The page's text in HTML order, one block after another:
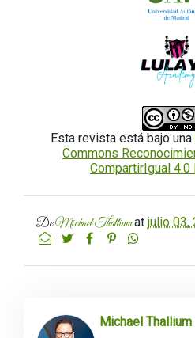
Esta revista está bajo una
Commons
CompartirIgual 4.0
DeMichael Thalliumat julio 03,
Michael Thallium